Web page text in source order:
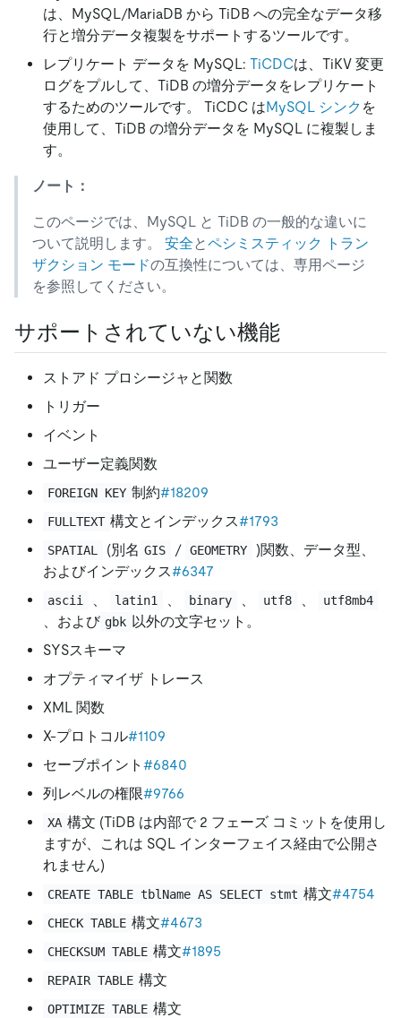
は、MySQL/MariaDB から TiDB への完全なデータ移
行と増分データ複製をサポートするツールです。
レプリケート データを MySQL: TiCDCは、TiKV 変更
ログをプルして、TiDB の増分データをレプリケート
するためのツールです。 TiCDC はMySQL シンク を
使用して、TiDB の増分データを MySQL に複製しま
す。
ノート：
このページでは、MySQL と TiDB の一般的な違いに
ついて説明します。 安全とペシミスティック トラン
ザクション モードの互換性については、専用ページ
を参照してください。
サポートされていない機能
ストアド プロシージャと関数
トリガー
イベント
ユーザー定義関数
FOREIGN KEY 制約#18209
FULLTEXT 構文とインデックス#1793
SPATIAL (別名 GIS / GEOMETRY
)関数、データ型、
およびインデックス#6347
ascii latin1 binary utf8 utf8mb4
、および gbk 以外の文字セット。
SYSスキーマ
オプティマイザ トレース
XML 関数
X-プロトコル#1109
セーブポイント #6840
列レベルの権限#9766
XA 構文 (TiDB は内部で 2 フェーズ コミットを使用し
ますが、これは SQL インターフェイス経由で公開さ
れません)
CREATE TABLE tblName AS SELECT stmt 構文#4754
CHECK TABLE 構文#4673
CHECKSUM TABLE 構文#1895
REPAIR TABLE 構文
OPTIMIZE TABLE 構文